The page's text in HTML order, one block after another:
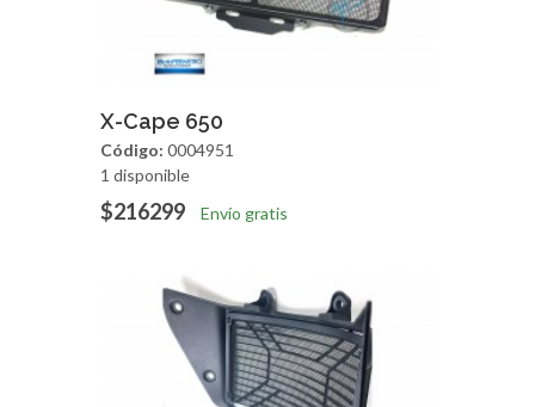
Agregar
X-Cape 650
Código: 0004951
1 disponible
$216299 Envío gratis